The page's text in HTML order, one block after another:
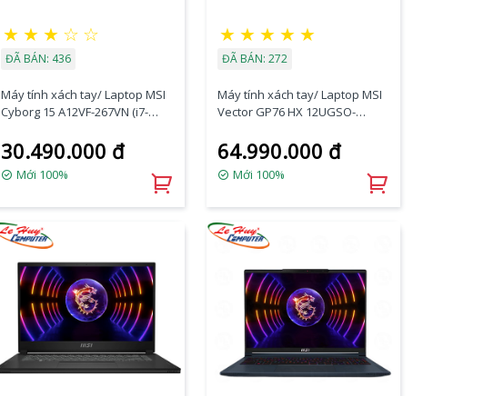
★ ★ ★ ☆ ☆
ĐÃ BÁN: 436
Máy tính xách tay/ Laptop MSI
Cyborg 15 A12VF-267VN (i7-
4060/15.6 inch FHD/Win 11/
Đen)
30.490.000 đ
Mới 100%
★ ★ ★ ★ ★
ĐÃ BÁN: 272
Máy tính xách tay/ Laptop MSI
Vector GP76 HX 12UGSO-
12700H/32GB/1TB/RTX
3070Ti/17.3 inch QHD/Windows
11/Black)
64.990.000 đ
Mới 100%